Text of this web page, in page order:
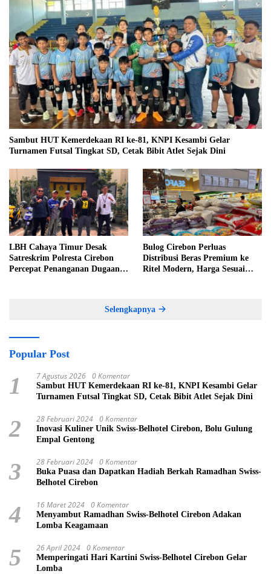
Sambut HUT Kemerdekaan RI ke-81, KNPI Kesambi Gelar
Turnamen Futsal Tingkat SD, Cetak Bibit Atlet Sejak Dini
LBH Cahaya Timur Desak
Satreskrim Polresta Cirebon
Percepat Penanganan Dugaan
Bulog Cirebon Perluas
Distribusi Beras Premium ke
Ritel Modern, Harga Sesuai
Selengkapnya
Popular Post
1 7 Agustus 2026 0 Komentar
Sambut HUT Kemerdekaan RI ke-81, KNPI Kesambi Gelar
Turnamen Futsal Tingkat SD, Cetak Bibit Atlet Sejak Dini
2 28 Februari 2024 0 Komentar
Inovasi Kuliner Unik Swiss-Belhotel Cirebon, Bolu Gulung
Empal Gentong
3 28 Februari 2024 0 Komentar
Buka Puasa dan Dapatkan Hadiah Berkah Ramadhan Swiss-
Belhotel Cirebon
4 16 Maret 2024 0 Komentar
Menyambut Ramadhan Swiss-Belhotel Cirebon Adakan
Lomba Keagamaan
5 26 April 2024 0 Komentar
Memperingati Hari Kartini Swiss-Belhotel Cirebon Gelar
Lomba